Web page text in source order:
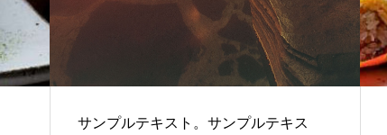
サンプルテキスト。サンプルテキス